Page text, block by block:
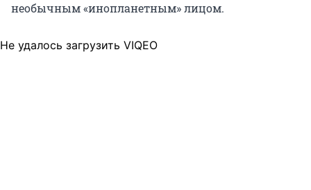
необычным «инопланетным» лицом.
Не удалось загрузить VIQEO